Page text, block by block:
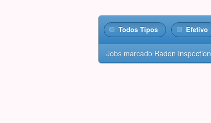
Todos Tipos Efetivo
Jobs marcado Radon Inspection